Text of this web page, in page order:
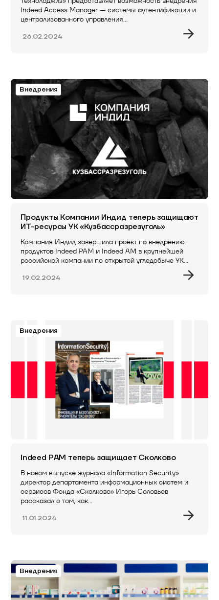
Indeed Access Manager — системы аутентификации и
централизованного управления…
26.02.2024
Внедрения
Продукты Компании Индид теперь защищают
ИТ-ресурсы УК «Кузбассразрезуголь»
Компания Индид завершила проект по внедрению
продуктов Indeed PAM и Indeed AM в крупнейшей
российской компании по открытой угледобыче УК…
19.02.2024
Внедрения
Indeed PAM теперь защищает Сколково
В новом выпуске журнала «Information Security»
директор департамента информационных систем и
сервисов Фонда «Сколково» Игорь Соловьев
рассказал о том, как…
11.01.2024
Внедрения